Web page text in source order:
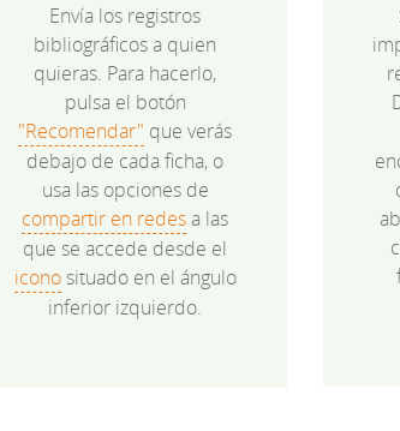
Envía los registros
bibliográficos a quien
quieras. Para hacerlo,
pulsa el botón
"Recomendar" que verás
debajo de cada ficha, o
usa las opciones de
compartir en redesa las
que se accede desde el
iconosituado en el ángulo
inferior izquierdo.